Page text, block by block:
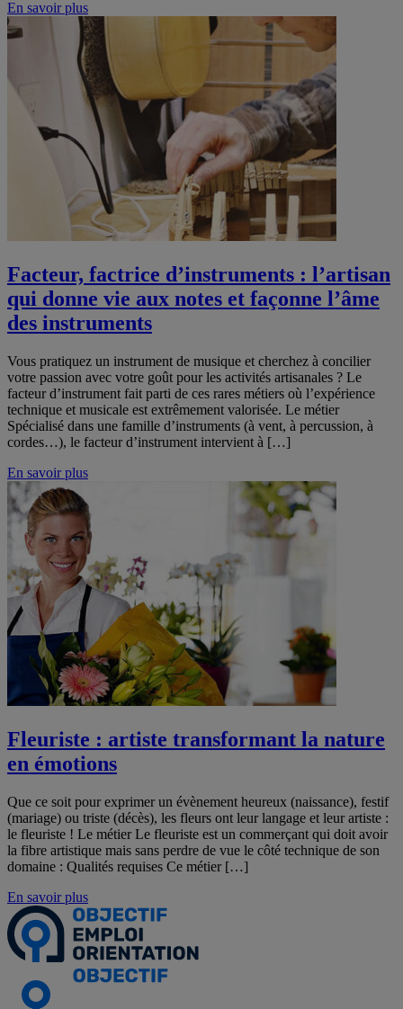
En savoir plus
Facteur, factrice d’instruments : l’artisan
qui donne vie aux notes et façonne l’âme
des instruments
Vous pratiquez un instrument de musique et cherchez à concilier
votre passion avec votre goût pour les activités artisanales ? Le
facteur d’instrument fait parti de ces rares métiers où l’expérience
technique et musicale est extrêmement valorisée. Le métier
Spécialisé dans une famille d’instruments (à vent, à percussion, à
cordes…), le facteur d’instrument intervient à […]
En savoir plus
Fleuriste : artiste transformant la nature
en émotions
Que ce soit pour exprimer un évènement heureux (naissance), festif
(mariage) ou triste (décès), les fleurs ont leur langage et leur artiste :
le fleuriste ! Le métier Le fleuriste est un commerçant qui doit avoir
la fibre artistique mais sans perdre de vue le côté technique de son
domaine : Qualités requises Ce métier […]
En savoir plus